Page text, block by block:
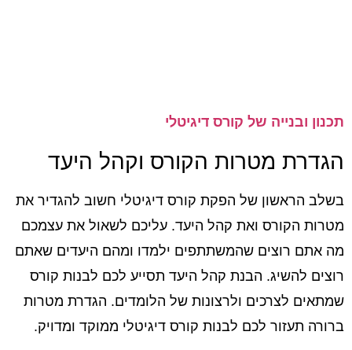
תכנון ובנייה של קורס דיגיטלי
הגדרת מטרות הקורס וקהל היעד
בשלב הראשון של הפקת קורס דיגיטלי חשוב להגדיר את
מטרות הקורס ואת קהל היעד. עליכם לשאול את עצמכם
מה אתם רוצים שהמשתתפים ילמדו ומהם היעדים שאתם
רוצים להשיג. הבנת קהל היעד תסייע לכם לבנות קורס
שמתאים לצרכים ולרצונות של הלומדים. הגדרת מטרות
ברורה תעזור לכם לבנות קורס דיגיטלי ממוקד ומדויק.